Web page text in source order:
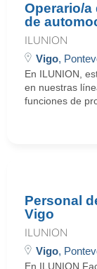
Operario/a
de
ILUNION
Vigo,
En ILUNION,
en nuestras
funciones de
Personal
Vigo
ILUNION
Vigo,
En ILUNION